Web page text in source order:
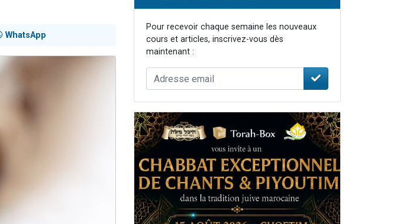
WhatsApp
Pour recevoir chaque semaine les nouveaux
cours et articles, inscrivez-vous dès
maintenant :